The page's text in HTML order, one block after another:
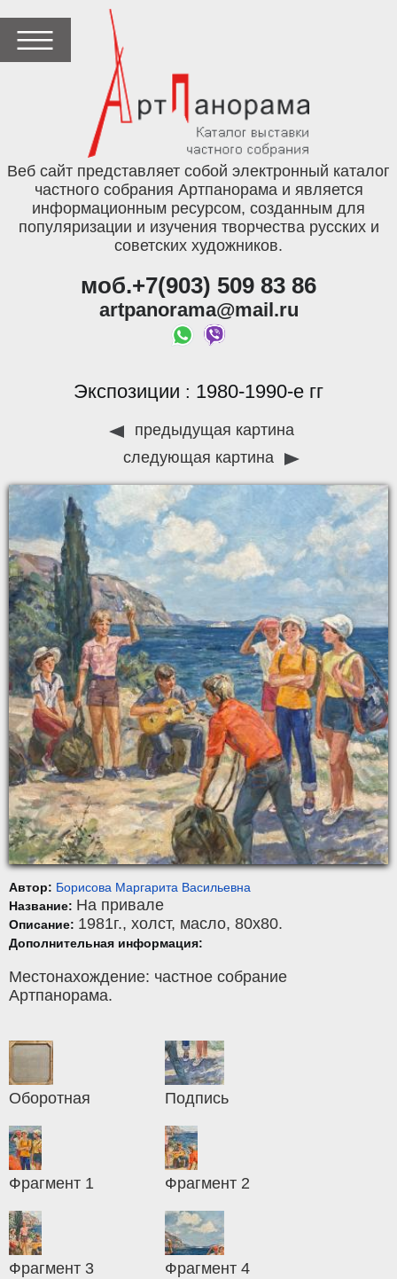
Веб сайт представляет собой электронный каталог
частного собрания Артпанорама и является
информационным ресурсом, созданным для
популяризации и изучения творчества русских и
советских художников.
моб.+7(903) 509 83 86
artpanorama@mail.ru
Экспозиции : 1980-1990-е гг
предыдущая картина
следующая картина
Автор: Борисова Маргарита Васильевна
Название: На привале
Описание: 1981г., холст, масло, 80x80.
Дополнительная информация:
Местонахождение: частное собрание
Артпанорама.
Оборотная Подпись
Фрагмент 1 Фрагмент 2
Фрагмент 3 Фрагмент 4